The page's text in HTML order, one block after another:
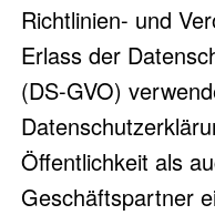
Richtlinien- und
Erlass der
(DS-GVO)
Öffentlichkeit als
Geschäftspartner